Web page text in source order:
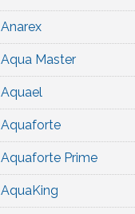
Anarex
Aqua Master
Aquael
Aquaforte
Aquaforte Prime
AquaKing